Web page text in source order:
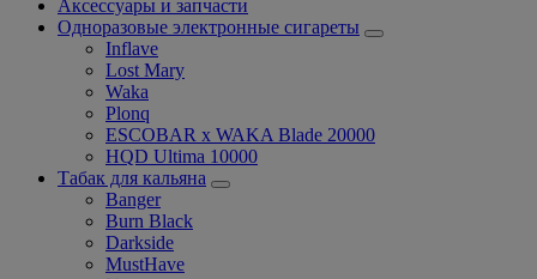
Аксессуары и запчасти
Одноразовые электронные сигареты
Inflave
Lost Mary
Waka
Plonq
ESCOBAR x WAKA Blade 20000
HQD Ultima 10000
Табак для кальяна
Banger
Burn Black
Darkside
MustHave